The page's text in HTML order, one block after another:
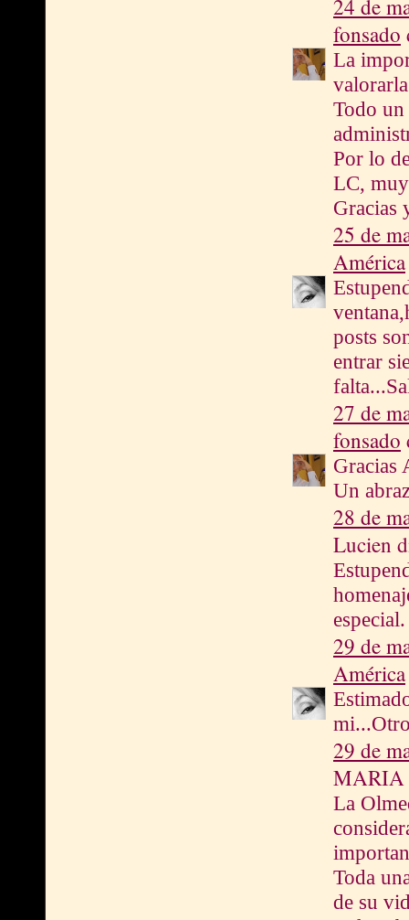
24 de
fonsado
La
Todo
Por lo
LC,
Gracias
25 de
América
posts
entrar
27 de
fonsado
Gracias
Un
28 de
Lucien
especial.
29 de
América
29 de
MARIA
La
Toda
de su